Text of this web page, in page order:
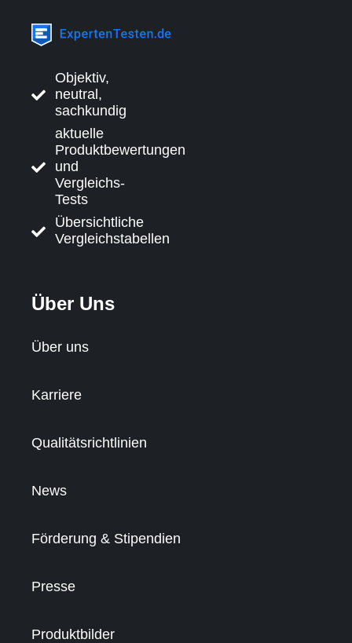
Objektiv,
neutral,
sachkundig
aktuelle
Produktbewertungen
und
Vergleichs-
Tests
Übersichtliche
Vergleichstabellen
Über Uns
Über uns
Karriere
Qualitätsrichtlinien
News
Förderung & Stipendien
Presse
Produktbilder